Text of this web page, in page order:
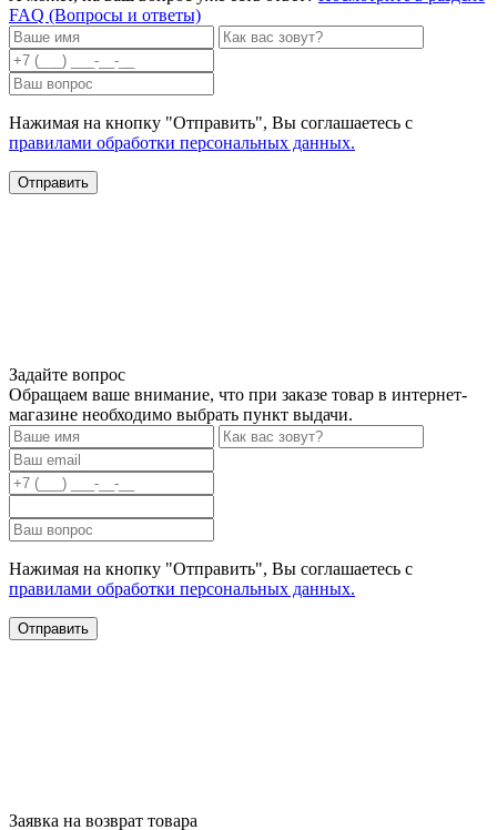
FAQ (Вопросы и ответы)
Нажимая на кнопку "Отправить", Вы соглашаетесь с
правилами обработки персональных данных.
Задайте вопрос
Обращаем ваше внимание, что при заказе товар в интернет-
магазине необходимо выбрать пункт выдачи.
Нажимая на кнопку "Отправить", Вы соглашаетесь с
правилами обработки персональных данных.
Заявка на возврат товара